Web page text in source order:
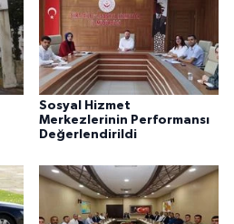
Sosyal Hizmet
Merkezlerinin Performansı
Değerlendirildi